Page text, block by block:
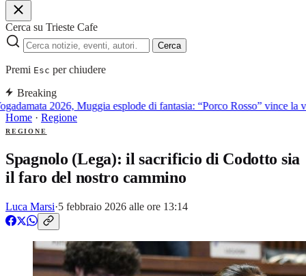
Cerca su Trieste Cafe
Cerca
Premi Esc per chiudere
Breaking
2026, Muggia esplode di fantasia: “Porco Rosso” vince la
Home · Regione
REGIONE
Spagnolo (Lega): il sacrificio di Codotto sia
il faro del nostro cammino
Luca Marsi·5 febbraio 2026 alle ore 13:14